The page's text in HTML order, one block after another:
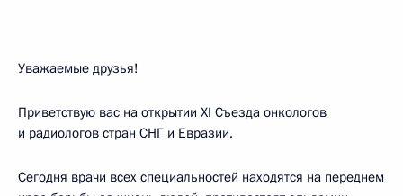
Уважаемые друзья!
Приветствую вас на открытии XI Съезда онкологов
и радиологов стран СНГ и Евразии.
Сегодня врачи всех специальностей находятся на переднем